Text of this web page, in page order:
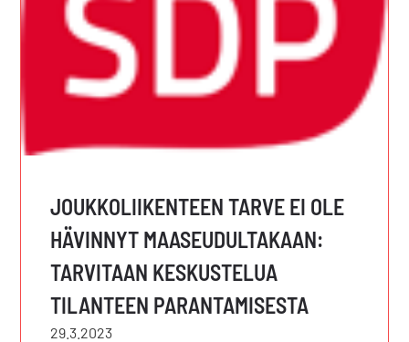
JOUKKOLIIKENTEEN TARVE EI OLE
HÄVINNYT MAASEUDULTAKAAN:
TARVITAAN KESKUSTELUA
TILANTEEN PARANTAMISESTA
29.3.2023